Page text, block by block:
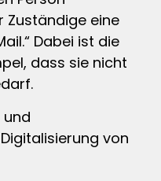
Zuständige eine
Dabei ist die
dass sie nicht
und
von